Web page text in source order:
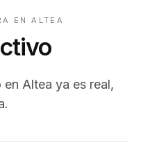
EN ALTEA
Altea ya es real,